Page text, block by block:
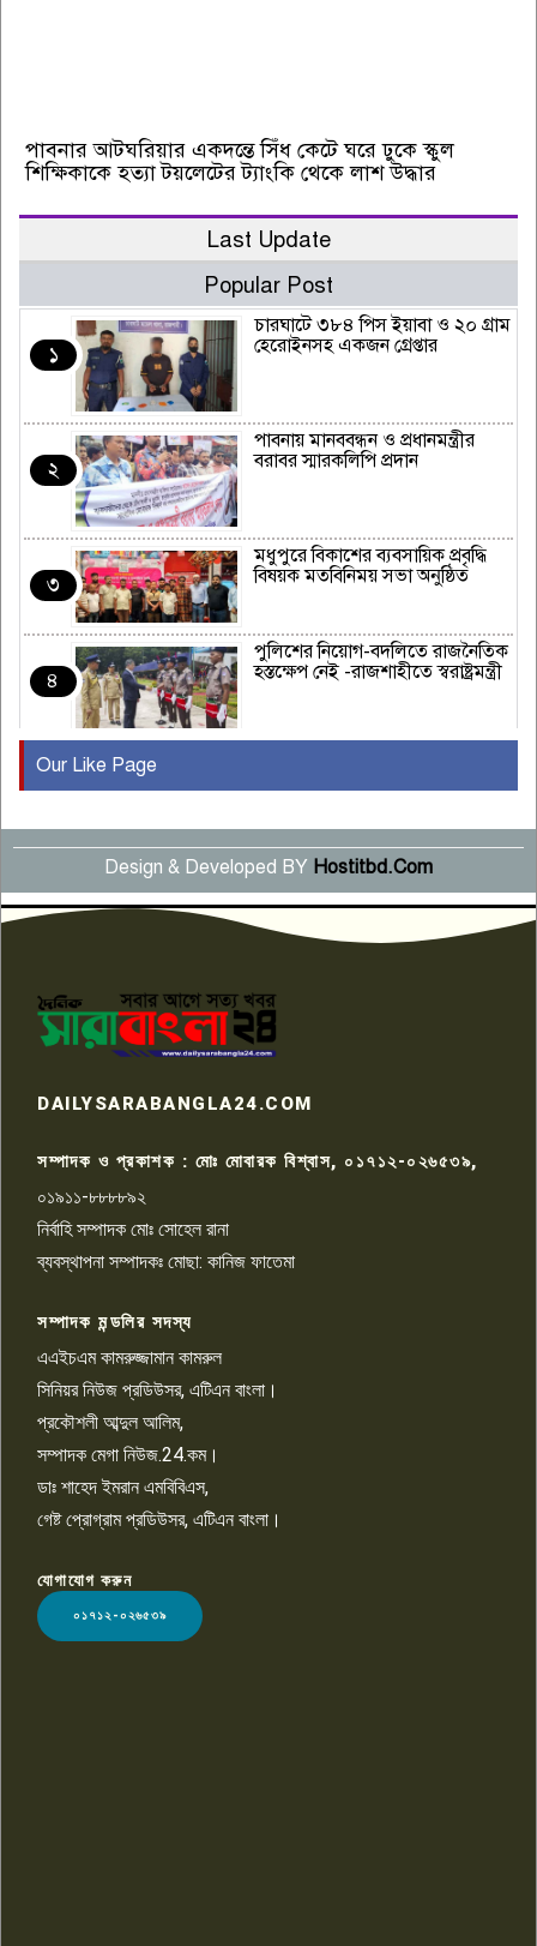
পাবনার আটঘরিয়ার একদন্তে সিঁধ কেটে ঘরে ঢুকে স্কুল
শিক্ষিকাকে হত্যা টয়লেটের ট্যাংকি থেকে লাশ উদ্ধার
Last Update
Popular Post
১
চারঘাটে ৩৮৪ পিস ইয়াবা ও ২০ গ্রাম
হেরোইনসহ একজন গ্রেপ্তার
২
পাবনায় মানববন্ধন ও প্রধানমন্ত্রীর
বরাবর স্মারকলিপি প্রদান
৩
মধুপুরে বিকাশের ব্যবসায়িক প্রবৃদ্ধি
বিষয়ক মতবিনিময় সভা অনুষ্ঠিত
৪
পুলিশের নিয়োগ-বদলিতে রাজনৈতিক
হস্তক্ষেপ নেই -রাজশাহীতে স্বরাষ্ট্রমন্ত্রী
৫
বছর পূর্তি উদযাপন
৬
সংবাদ সম্মেলনে অভিযোগ অস্বীকার
উদ্দেশ্য প্রণোদিত সংবাদ প্রকাশের
প্রতিবাদ নাজির হাসানের
৭
কেটে ঘরে ঢুকে স্কুল শিক্ষিকাকে হত্যা
টয়লেটের ট্যাংকি থেকে লাশ উদ্ধার
রাজশাহীতে সন্ত্রাসী হামলায় গুরুতর
চাঁদাবাজি ও হয়রানির অভিযোগ
১০
Our Like Page
Design & Developed BY Hostitbd.Com
LOGO
DAILYSARABANGLA24.COM
সম্পাদক ও প্রকাশক : মোঃ মোবারক বিশ্বাস, ০১৭১২-০২৬৫৩৯,
০১৯১১-৮৮৮৮৯২
নির্বাহি সম্পাদক মোঃ সোহেল রানা
ব্যবস্থাপনা সম্পাদকঃ মোছা: কানিজ ফাতেমা
সম্পাদক মন্ডলির সদস্য
এএইচএম কামরুজ্জামান কামরুল
সিনিয়র নিউজ প্রডিউসর, এটিএন বাংলা।
প্রকৌশলী আব্দুল আলিম,
সম্পাদক মেগা নিউজ.24.কম।
ডাঃ শাহেদ ইমরান এমবিবিএস,
গেষ্ট প্রোগ্রাম প্রডিউসর, এটিএন বাংলা।
যোগাযোগ করুন
০১৭১২-০২৬৫৩৯